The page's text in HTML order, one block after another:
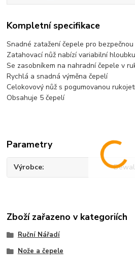
Kompletní specifikace
Snadné zatažení čepele pro
Zatahovací nůž nabízí variabilní
Se zasobníkem na nahradní čepele v
Rychlá a snadná výměna čepelí
Celokovový nůž s pogumovanou
Obsahuje 5 čepelí
Parametry
Výrobce
Zboží zařazeno v kategoriích
Ruční Nářadí
Nože a čepele